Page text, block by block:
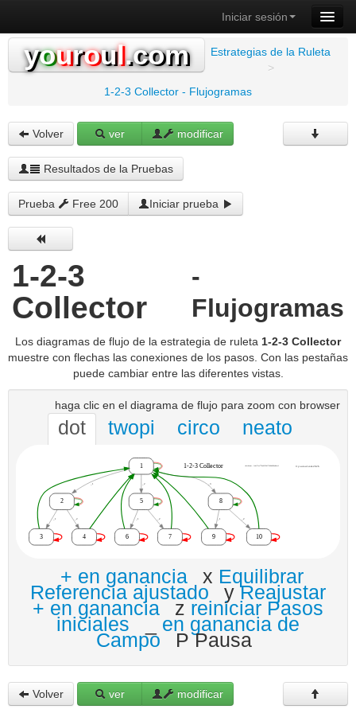
Iniciar sesión
youroul.com
Estrategias de la Ruleta
>
1-2-3 Collector - Flujogramas
Volver ver modificar
Resultados de la Pruebas
Prueba Free 200 Iniciar prueba
1-2-3
Collector
-
Flujogramas
Los diagramas de flujo de la estrategia de ruleta 1-2-3 Collector
muestre con flechas las conexiones de los pasos. Con las pestañas
puede cambiar entre las diferentes vistas.
haga clic en el diagrama de flujo para zoom con browser
dot twopi circo neato
+ en ganancia x Equilibrar
Referencia ajustado yReajustar
+ en ganancia z reiniciar Pasos
iniciales en ganancia de
Campo P Pausa
Volver ver modificar